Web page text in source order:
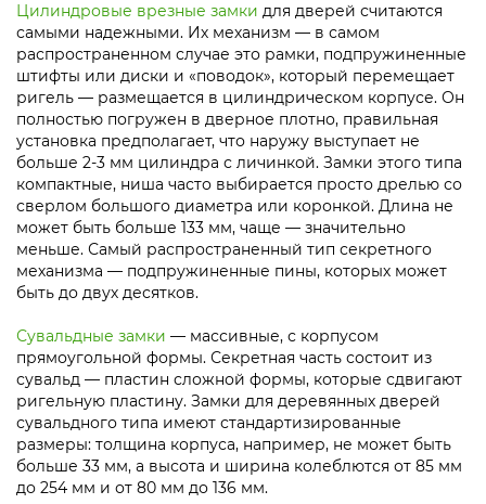
Цилиндровые врезные замки для дверей считаются
самыми надежными. Их механизм — в самом
распространенном случае это рамки, подпружиненные
штифты или диски и «поводок», который перемещает
ригель — размещается в цилиндрическом корпусе. Он
полностью погружен в дверное плотно, правильная
установка предполагает, что наружу выступает не
больше 2-3 мм цилиндра с личинкой. Замки этого типа
компактные, ниша часто выбирается просто дрелью со
сверлом большого диаметра или коронкой. Длина не
может быть больше 133 мм, чаще — значительно
меньше. Самый распространенный тип секретного
механизма — подпружиненные пины, которых может
быть до двух десятков.
Сувальдные замки — массивные, с корпусом
прямоугольной формы. Секретная часть состоит из
сувальд — пластин сложной формы, которые сдвигают
ригельную пластину. Замки для деревянных дверей
сувальдного типа имеют стандартизированные
размеры: толщина корпуса, например, не может быть
больше 33 мм, а высота и ширина колеблются от 85 мм
до 254 мм и от 80 мм до 136 мм.